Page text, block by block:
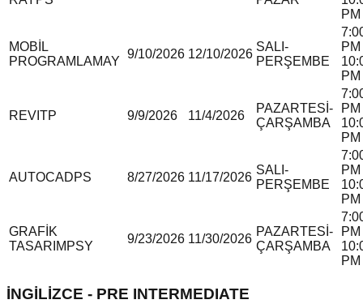
PM
MOBİL
PROGRAMLAMAY
9/10/2026 12/10/2026
SALI-
PERŞEMBE
PM
PM
REVITP 9/9/2026 11/4/2026
PAZARTESİ-
ÇARŞAMBA
PM
PM
AUTOCADPS 8/27/2026 11/17/2026
SALI-
PERŞEMBE
PM
PM
GRAFİK
TASARIM PSY
9/23/2026 11/30/2026
PAZARTESİ-
ÇARŞAMBA
PM
PM
İNGİLİZCE - PRE INTERMEDIATE